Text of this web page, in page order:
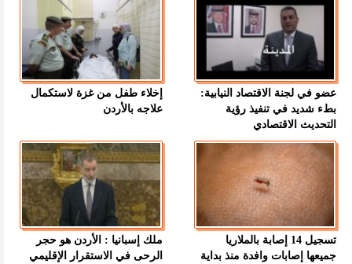
عضو في لجنة الاقتصاد النيابية:
بطء شديد في تنفيذ رؤية
التحديث الاقتصادي
إخلاء طفل من غزة لاستكمال
علاجه بالأردن
تسجيل 14 إصابة بالملاريا
جميعها إصابات وافدة منذ بداية
ملك إسبانيا : الأردن هو حجر
الرحى في الاستقرار الإقليمي